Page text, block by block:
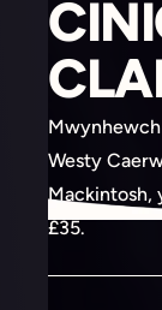
Westy
Mackintosh,
£35.